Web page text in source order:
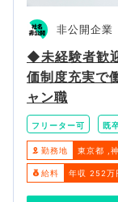
非公開企業
◆未経験者歓
価制度充実で
ャン職
フリーター可 既
勤務地 東京都
給料 年収 252万